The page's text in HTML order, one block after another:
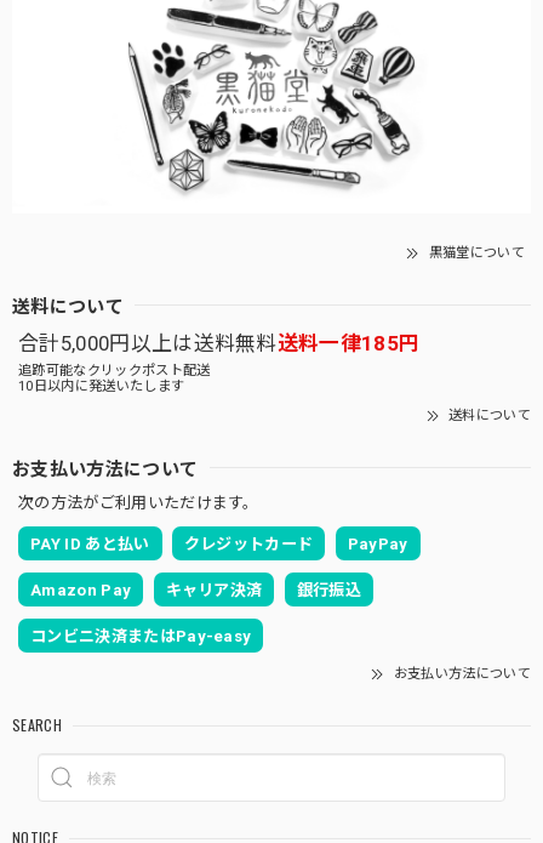
黒猫堂について
送料について
合計5,000円以上は送料無料送料一律185円
追跡可能なクリックポスト配送
10日以内に発送いたします
送料について
お支払い方法について
次の方法がご利用いただけます。
PAY ID あと払い クレジットカード PayPay
Amazon Pay キャリア決済 銀行振込
コンビニ決済またはPay-easy
お支払い方法について
SEARCH
NOTICE